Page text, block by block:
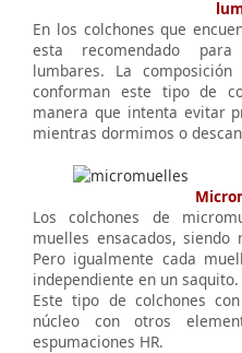
En los colchones que
esta recomendado
lumbares. La
conforman este tipo de
manera que intenta evitar
mientras dormimos o
Los colchones de
muelles ensacados,
Pero igualmente cada
independiente en un saquito.
Este tipo de colchones
núcleo con otros
espumaciones HR.